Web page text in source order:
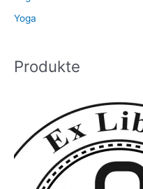
Yoga
Produkte